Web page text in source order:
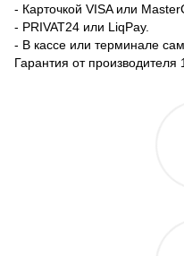
- Карточкой VISA или
- PRIVAT24 или LiqPay.
- В кассе или терминале
Гарантия от производителя